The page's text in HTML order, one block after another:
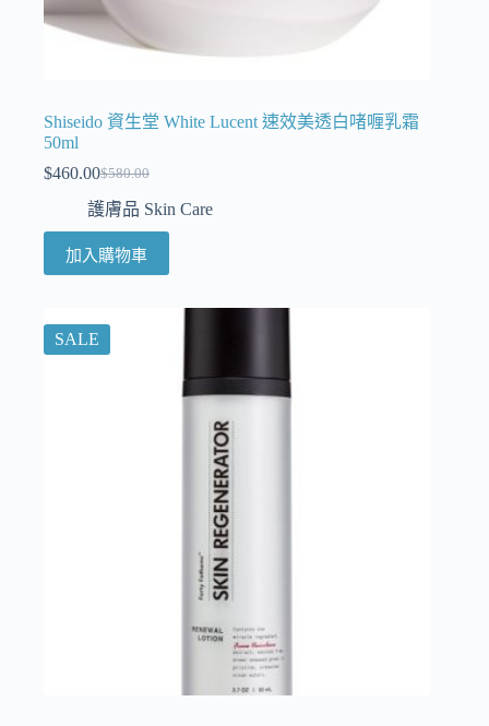
Shiseido 資生堂 White Lucent 速效美透白啫喱乳霜
50ml
$580.00
$460.00
護膚品 Skin Care
加入購物車
SALE